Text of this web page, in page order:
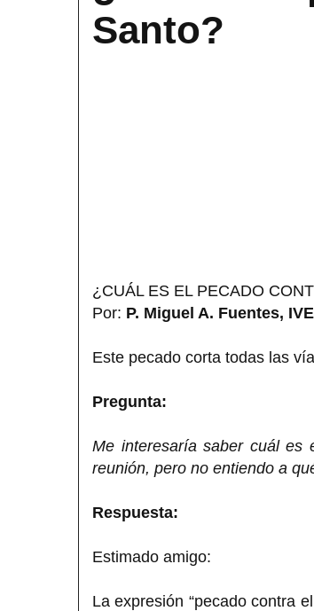
Santo?
¿CUÁL ES EL PECADO
Por: P. Miguel A. Fuentes, IVE
Este pecado corta todas las
Pregunta:
Me interesaría saber cuál es
reunión, pero no entiendo a
Respuesta:
Estimado amigo:
La expresión “pecado contra